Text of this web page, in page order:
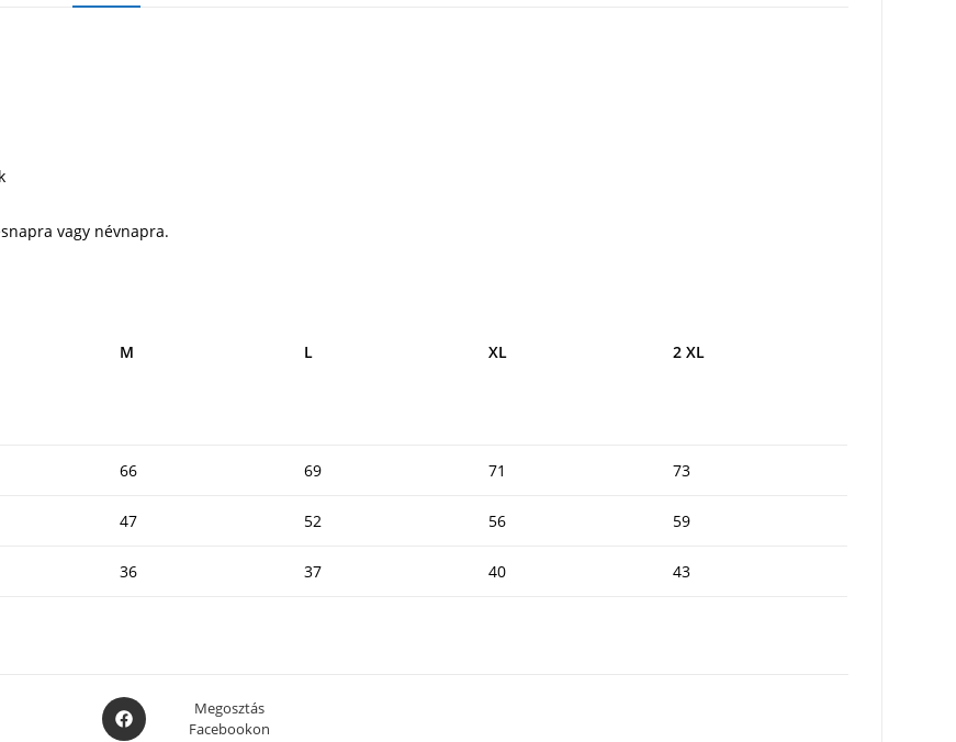
vagy névnapra.
M L XL 2 XL
66 69 71 73
47 52 56 59
36 37 40 43
Opens
in
Megosztás
Facebookon